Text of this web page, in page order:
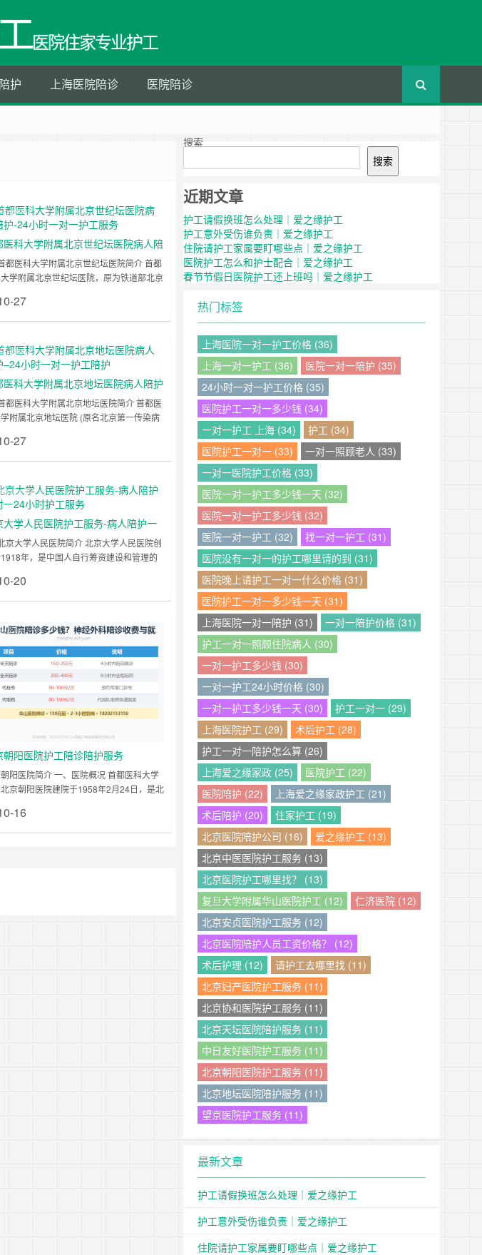
医院住家专业护工
护 上海医院陪诊 医院陪诊
医院陪
诊
医科大学附属北京世纪坛医院病人陪
小时一对一护工服务
都医科大学附属北京世纪坛医院简介 首都
学附属北京世纪坛医院，原为铁道部北京
于一体的综合性三级甲等医院，先后荣获
日间手术合作联盟会员单位”、“中国胸痛中
”、“双十佳人民满意医院”等荣誉。医院设
临床科室、6个门诊科室，7个医技科
中心实验室及药物Ι期临床试验研究室。
27
医院陪
诊
医科大学附属北京地坛医院病人陪护
时一对一护工陪护
都医科大学附属北京地坛医院简介 首都医
附属北京地坛医院 (原名北京第一传染病
是首都医科大学附属医院、北京大学医学
京中医药大学教学医院。首都医科大学传
国家中医药管理局中西医结合传染病临床
医院主要承担除结核病以外的 38种法定
病的诊治、研究和培训任务。是一家集医
教学、……
27
医院陪
诊
大学人民医院护工服务-病人陪护一
24小时护工服务
京大学人民医院简介 北京大学人民医院创
年，是中国人自行筹资建设和管理的
中国现代医学先驱伍连德博士任首任院
洲第一例异体同基因骨髓移植、中国第一
里，推动并见证着中国医学的进步。 经过
世纪的发展，医院现已成为集医疗、教学、
为一体的现代化综合性三级甲等医院，是国
生健康委员会委管医……
20
分类
朝阳医院护工陪诊陪护服务
阳医院简介 一、医院概况 首都医科大学
京朝阳医院建院于1958年2月24日，是北
体的三级甲等医院，是首都医科大学第三
学院，也是北京市医疗保险A类定点医疗
16
搜索
搜索
近期文章
护工请假换班怎么处理｜爱之缘护工
护工意外受伤谁负责｜爱之缘护工
住院请护工家属要盯哪些点｜爱之缘护工
医院护工怎么和护士配合｜爱之缘护工
春节节假日医院护工还上班吗｜爱之缘护工
热门标签
上海医院一对一护工价格 (36)
上海一对一护工 (36)
医院一对一陪护 (35)
24小时一对一护工价格 (35)
医院护工一对一多少钱 (34)
一对一护工 上海 (34)
护工 (34)
医院护工一对一 (33)
一对一照顾老人 (33)
一对一医院护工价格 (33)
医院一对一护工多少钱一天 (32)
医院一对一护工多少钱 (32)
医院一对一护工 (32)
找一对一护工 (31)
医院没有一对一的护工哪里请的到 (31)
医院晚上请护工一对一什么价格 (31)
医院护工一对一多少钱一天 (31)
上海医院一对一陪护 (31)
一对一陪护价格 (31)
护工一对一照顾住院病人 (30)
一对一护工多少钱 (30)
一对一护工24小时价格 (30)
一对一护工多少钱一天 (30)
护工一对一 (29)
上海医院护工 (29)
术后护工 (28)
护工一对一陪护怎么算 (26)
上海爱之缘家政 (25)
医院护工 (22)
医院陪护 (22)
上海爱之缘家政护工 (21)
术后陪护 (20)
住家护工 (19)
北京医院陪护公司 (16)
爱之缘护工 (13)
北京中医医院护工服务 (13)
北京医院护工哪里找？ (13)
复旦大学附属华山医院护工 (12)
仁济医院 (12)
北京安贞医院护工服务 (12)
北京医院陪护人员工资价格？ (12)
术后护理 (12)
请护工去哪里找 (11)
北京妇产医院护工服务 (11)
北京协和医院护工服务 (11)
北京天坛医院陪护服务 (11)
中日友好医院护工服务 (11)
北京朝阳医院护工服务 (11)
北京地坛医院陪护服务 (11)
望京医院护工服务 (11)
最新文章
护工请假换班怎么处理｜爱之缘护工
护工意外受伤谁负责｜爱之缘护工
住院请护工家属要盯哪些点｜爱之缘护工